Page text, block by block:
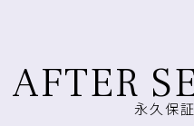
AFTER永久保証